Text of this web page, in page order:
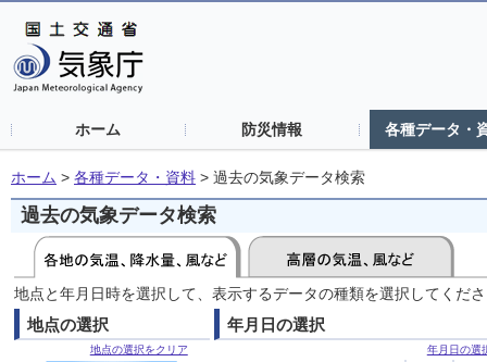
ホーム 防災情報 各種データ・
ホーム > 各種データ・資料 > 過去の気象データ検索
過去の気象データ検索
地点と年月日時を選択して、表示するデータの種類を選択してくだ
地点の選択
地点の選択をクリア
年月日の選択
年月日の選